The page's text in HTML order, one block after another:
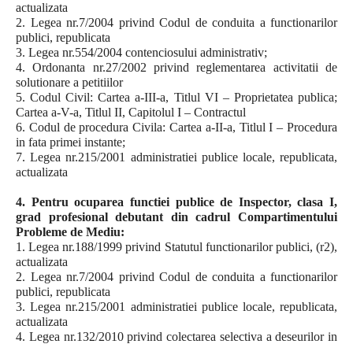
actualizata
2. Legea nr.7/2004 privind Codul de conduita a functionarilor
publici, republicata
3. Legea nr.554/2004 contenciosului administrativ;
4. Ordonanta nr.27/2002 privind reglementarea activitatii de
solutionare a petitiilor
5. Codul Civil: Cartea a-III-a, Titlul VI – Proprietatea publica;
Cartea a-V-a, Titlul II, Capitolul I – Contractul
6. Codul de procedura Civila: Cartea a-II-a, Titlul I – Procedura
in fata primei instante;
7. Legea nr.215/2001 administratiei publice locale, republicata,
actualizata
4. Pentru ocuparea functiei publice de Inspector, clasa I,
grad profesional debutant din cadrul Compartimentului
Probleme de Mediu:
1. Legea nr.188/1999 privind Statutul functionarilor publici, (r2),
actualizata
2. Legea nr.7/2004 privind Codul de conduita a functionarilor
publici, republicata
3. Legea nr.215/2001 administratiei publice locale, republicata,
actualizata
4. Legea nr.132/2010 privind colectarea selectiva a deseurilor in